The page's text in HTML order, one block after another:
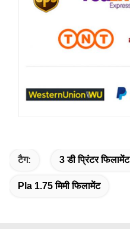
टैग: 3 डी प्रिंटर फिलामेंट
Pla 1.75 मिमी फिलामेंट